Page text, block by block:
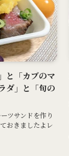
と「カブのマ
ダ」と「旬の
ツサンドを作り
おきましたよレ